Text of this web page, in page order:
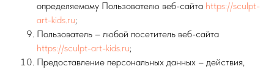
определяемому Пользователю веб-сайта https://sculpt-
art-kids.ru;
Пользователь – любой посетитель веб-сайта
https://sculpt-art-kids.ru;
Предоставление персональных данных – действия,